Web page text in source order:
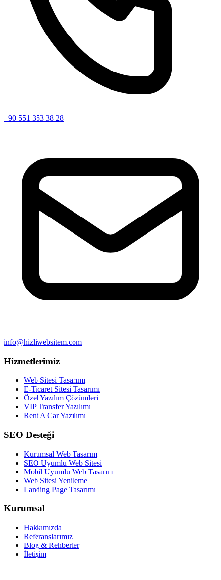
+90 551 353 38 28
info@hizliwebsitem.com
Hizmetlerimiz
Web Sitesi Tasarımı
E-Ticaret Sitesi Tasarımı
Özel Yazılım Çözümleri
VIP Transfer Yazılımı
Rent A Car Yazılımı
SEO Desteği
Kurumsal Web Tasarım
SEO Uyumlu Web Sitesi
Mobil Uyumlu Web Tasarım
Web Sitesi Yenileme
Landing Page Tasarımı
Kurumsal
Hakkımızda
Referanslarımız
Blog & Rehberler
İletişim